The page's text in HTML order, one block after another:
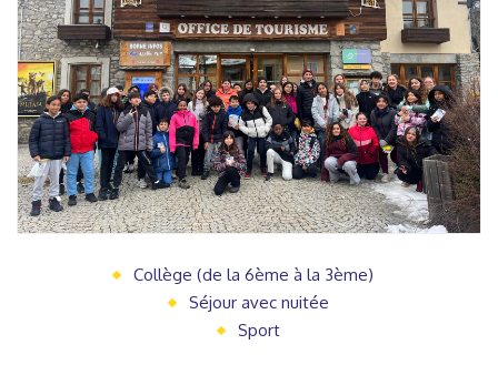
Collège (de la 6ème à la 3ème)
Séjour avec nuitée
Sport